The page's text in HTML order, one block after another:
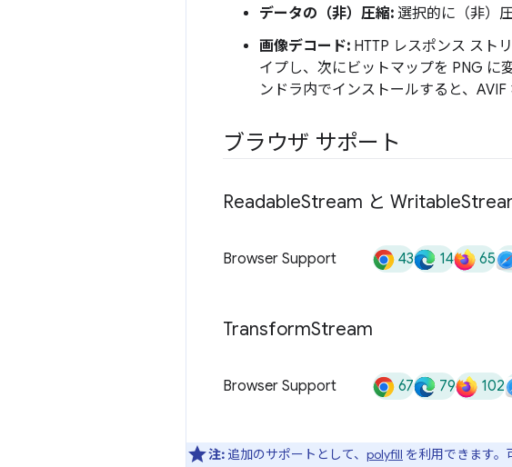
データの（非）圧縮: 選択的に（非）
画像デコード: HTTP レスポンス スト
イプし、次にビットマップを PNG に
ンドラ内でインストールすると、
ブラウザ サポート
ReadableStream と Writable
Browser Support 43 14 65
TransformStream
Browser Support 67 79 102
注: 追加のサポートとして、 polyfill を利用できます